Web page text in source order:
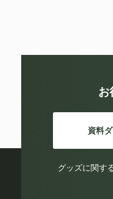
お
資料
グッズに関す